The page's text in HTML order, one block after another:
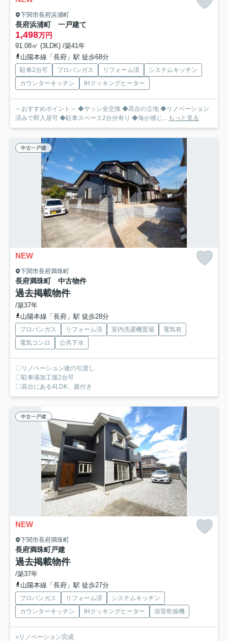
下関市長府浜浦町
長府浜浦町 一戸建て
1,498万円
91.08㎡ (3LDK) /築41年
山陽本線「長府」駅 徒歩68分
駐車2台可 プロパンガス リフォーム済
システムキッチン
カウンターキッチン
IHクッキングヒーター
～おすすめポイント～ ◆サッシ全交換 ◆高台の立地 ◆リノベーション
済みで即入居可 ◆駐車スペース2台分有り ◆海が感じ...
もっと見る
中古一戸建
NEW
下関市長府満珠町
長府満珠町 中古物件
過去掲載物件
/築37年
山陽本線「長府」駅 徒歩28分
プロパンガス リフォーム済 室内洗濯機置場
電気有
電気コンロ
公共下水
〇リノベーション後の引渡し
〇駐車場加工後2台可
〇高台にある4LDK、庭付き
中古一戸建
NEW
下関市長府満珠町
長府満珠町戸建
過去掲載物件
/築37年
山陽本線「長府」駅 徒歩27分
プロパンガス リフォーム済
システムキッチン
カウンターキッチン
IHクッキングヒーター 浴室乾燥機
○リノベーション完成